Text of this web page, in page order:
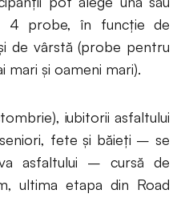
4 probe, în funcție de
de vârstă (probe pentru
mari și oameni mari).
iubitorii asfaltului
fete și băieți – se
asfaltului – cursă de
ultima etapa din Road